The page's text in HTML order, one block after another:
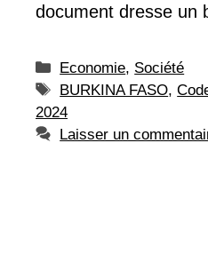
document dresse un
Catégories
Economie, Société
Étiquettes
BURKINA FASO,
2024
Laisser un